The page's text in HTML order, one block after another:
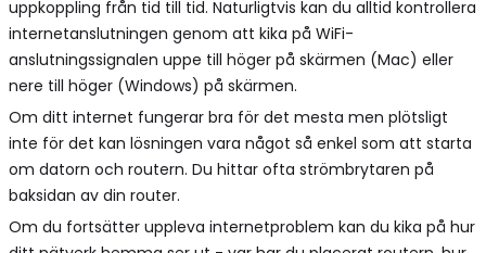
uppkoppling från tid till tid. Naturligtvis kan du alltid kontrollera
internetanslutningen genom att kika på WiFi-
anslutningssignalen uppe till höger på skärmen (Mac) eller
nere till höger (Windows) på skärmen.
Om ditt internet fungerar bra för det mesta men plötsligt
inte för det kan lösningen vara något så enkel som att starta
om datorn och routern. Du hittar ofta strömbrytaren på
baksidan av din router.
Om du fortsätter uppleva internetproblem kan du kika på hur